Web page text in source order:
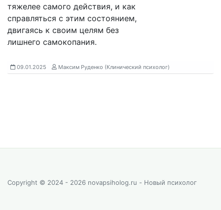
тяжелее самого действия, и как
справляться с этим состоянием,
двигаясь к своим целям без
лишнего самокопания.
09.01.2025 Максим Руденко (Клинический психолог)
Copyright © 2024 - 2026 novapsiholog.ru - Новый психолог